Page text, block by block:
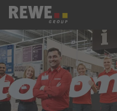
Zum Inhalt springen
REWE